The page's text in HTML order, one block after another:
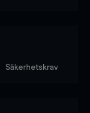
Säkerhetskrav